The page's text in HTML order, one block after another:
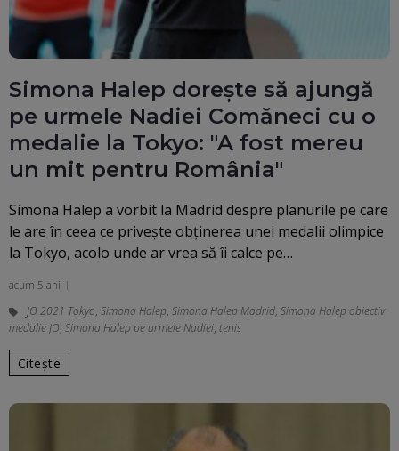
Simona Halep dorește să ajungă
pe urmele Nadiei Comăneci cu o
medalie la Tokyo: "A fost mereu
un mit pentru România"
Simona Halep a vorbit la Madrid despre planurile pe care
le are în ceea ce privește obținerea unei medalii olimpice
la Tokyo, acolo unde ar vrea să îi calce pe…
acum 5 ani
JO 2021 Tokyo, Simona Halep, Simona Halep Madrid, Simona Halep obiectiv
medalie JO, Simona Halep pe urmele Nadiei, tenis
Citește